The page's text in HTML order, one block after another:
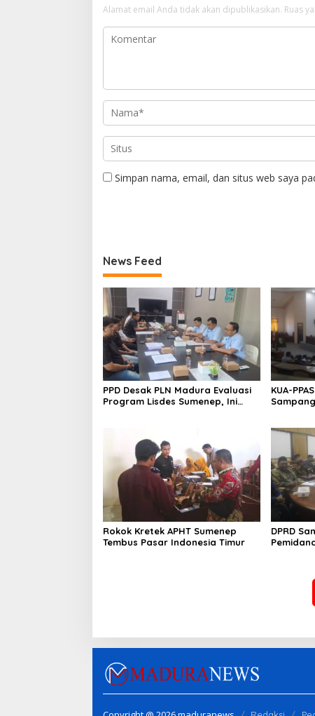
Alamat email Anda tidak akan dipublikasikan. Ruas
Simpan nama, email, dan situs web saya
News Feed
PPD Desak PLN Madura Evaluasi
Program Lisdes Sumenep, Ini
KUA-
Rokok Kretek APHT Sumenep
Tembus Pasar Indonesia Timur
DPRD